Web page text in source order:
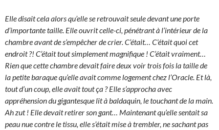
Elle disait cela alors qu’elle se retrouvait seule devant une porte
d’importante taille. Elle ouvrit celle-ci, pénétrant à l’intérieur de la
chambre avant de s’empêcher de crier. C’était… C’était quoi cet
endroit ?! C’était tout simplement magnifique ! C’était vraiment…
Rien que cette chambre devait faire deux voir trois fois la taille de
la petite baraque qu’elle avait comme logement chez l’Oracle. Et là,
tout d’un coup, elle avait tout ça ? Elle s’approcha avec
appréhension du gigantesque lit à baldaquin, le touchant de la main.
Ah zut ! Elle devait retirer son gant… Maintenant qu’elle sentait sa
peau nue contre le tissu, elle s’était mise à trembler, ne sachant pas